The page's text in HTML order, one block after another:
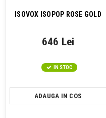
ISOVOX ISOPOP ROSE GOLD
646 Lei
IN STOC
ADAUGA IN COS